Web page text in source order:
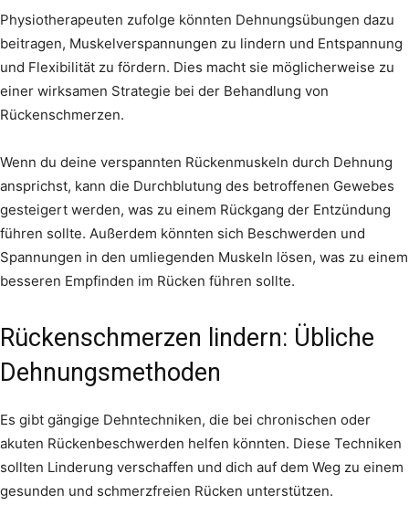
Physiotherapeuten zufolge könnten Dehnungsübungen dazu
beitragen, Muskelverspannungen zu lindern und Entspannung
und Flexibilität zu fördern. Dies macht sie möglicherweise zu
einer wirksamen Strategie bei der Behandlung von
Rückenschmerzen.
Wenn du deine verspannten Rückenmuskeln durch Dehnung
ansprichst, kann die Durchblutung des betroffenen Gewebes
gesteigert werden, was zu einem Rückgang der Entzündung
führen sollte. Außerdem könnten sich Beschwerden und
Spannungen in den umliegenden Muskeln lösen, was zu einem
besseren Empfinden im Rücken führen sollte.
Rückenschmerzen lindern: Übliche
Dehnungsmethoden
Es gibt gängige Dehntechniken, die bei chronischen oder
akuten Rückenbeschwerden helfen könnten. Diese Techniken
sollten Linderung verschaffen und dich auf dem Weg zu einem
gesunden und schmerzfreien Rücken unterstützen.